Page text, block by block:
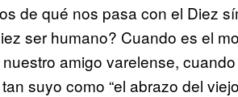
de qué nos pasa con el Diez
ser humano? Cuando es el
nuestro amigo varelense,
suyo como “el abrazo del